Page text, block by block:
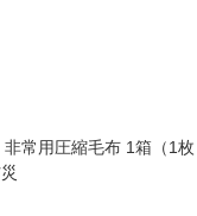
非常用圧縮毛布 1箱（1枚